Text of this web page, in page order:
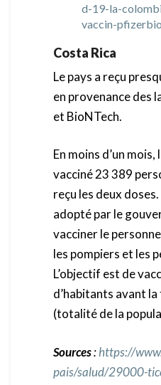
d-19-la-
vaccin-
Costa Rica
Le pays a reçu
en provenance des
et BioNTech.
En moins d’un
vacciné 23 389
reçu les deux
adopté par le
vacciner le
les pompiers et les
L’objectif est de
d’habitants avant la
(totalité de la
Sources:https://
pais/salud/29000-